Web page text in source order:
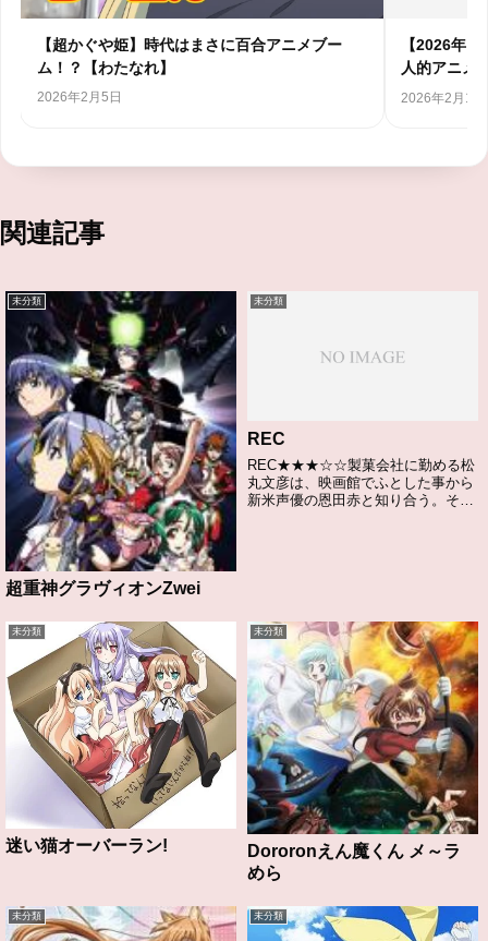
【超かぐや姫】時代はまさに百合アニメブー
ム！？【わたなれ】
2026年2月5日
【2026年
人的アニメ
2026年2月1日
関連記事
未分類
超重神グラヴィオンZwei
未分類
REC
REC★★★☆☆製菓会社に勤める松
丸文彦は、映画館でふとした事から
新米声優の恩田赤と知り合う。その
未分類
迷い猫オーバーラン!
未分類
Dororonえん魔くん メ～ラ
めら
未分類 未分類